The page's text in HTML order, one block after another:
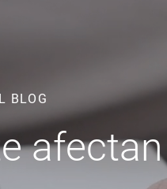
BLOG
afectan